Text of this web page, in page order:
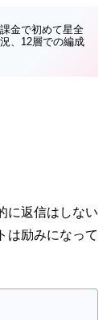
金で初めて星全
、12層での編成
に返信はしない
は励みになって